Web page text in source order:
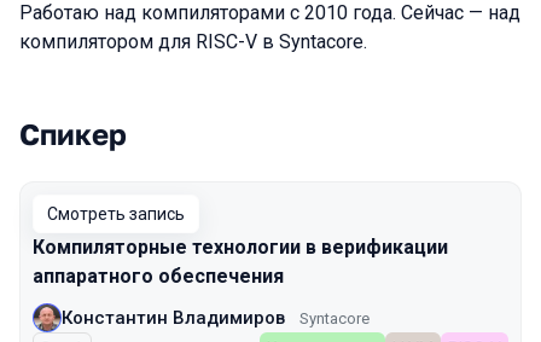
Работаю над компиляторами с 2010 года. Сейчас — над
компилятором для RISC-V в Syntacore.
Выступления в сезоне 2025
Спикер
Смотреть запись
Компиляторные технологии в верификации
аппаратного обеспечения
Константин Владимиров Syntacore